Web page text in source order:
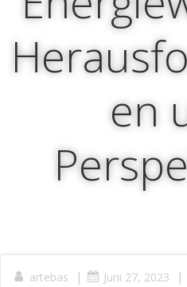
en
artebas | Juni 27, 2023 |